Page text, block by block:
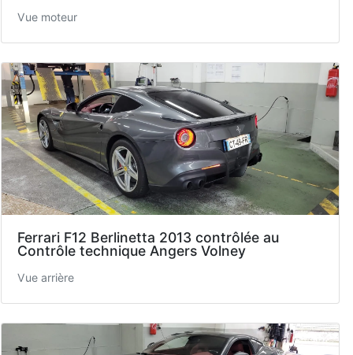
Vue moteur
Ferrari F12 Berlinetta 2013 contrôlée au
Contrôle technique Angers Volney
Vue arrière